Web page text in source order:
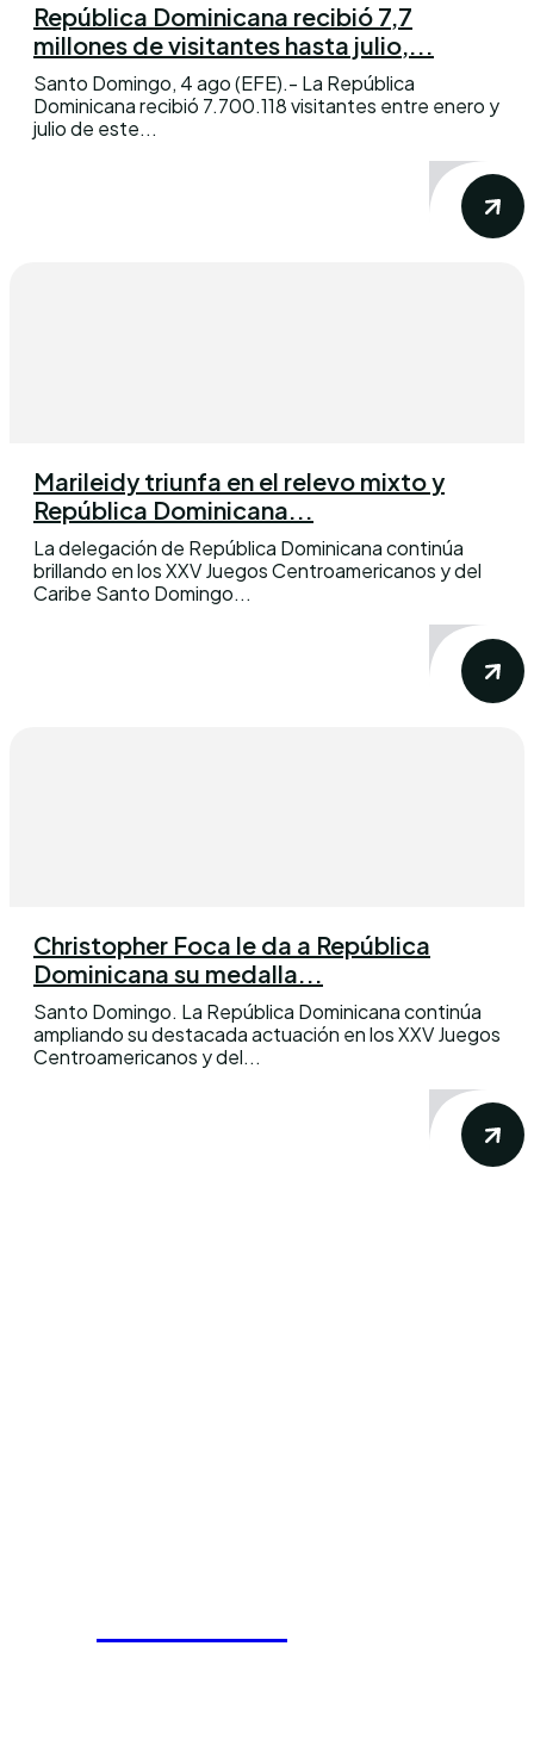
República Dominicana recibió 7,7
millones de visitantes hasta julio,...
Santo Domingo, 4 ago (EFE).- La República
Dominicana recibió 7.700.118 visitantes entre enero y
julio de este...
Marileidy triunfa en el relevo mixto y
República Dominicana...
La delegación de República Dominicana continúa
brillando en los XXV Juegos Centroamericanos y del
Caribe Santo Domingo...
Christopher Foca le da a República
Dominicana su medalla...
Santo Domingo. La República Dominicana continúa
ampliando su destacada actuación en los XXV Juegos
Centroamericanos y del...